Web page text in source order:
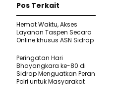
Pos Terkait
Hemat Waktu, Akses
Layanan Taspen Secara
Online khusus ASN Sidrap
Peringatan Hari
Bhayangkara ke-80 di
Sidrap Menguatkan Peran
Polri untuk Masyarakat